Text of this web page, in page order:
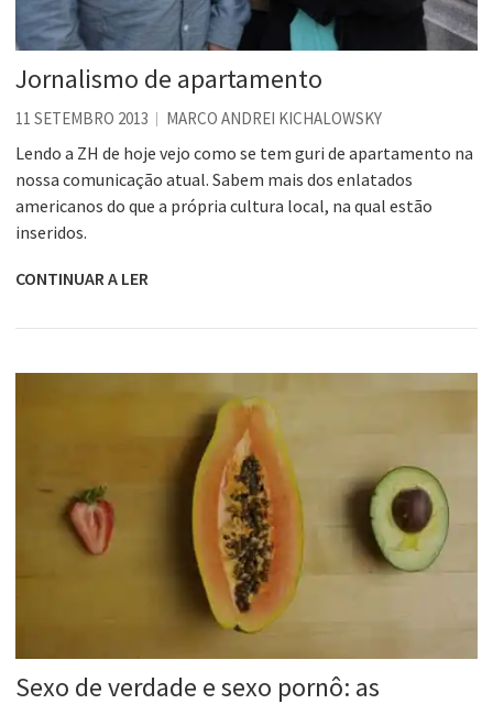
Jornalismo de apartamento
11 SETEMBRO 2013 MARCO ANDREI KICHALOWSKY
Lendo a ZH de hoje vejo como se tem guri de apartamento na
nossa comunicação atual. Sabem mais dos enlatados
americanos do que a própria cultura local, na qual estão
inseridos.
CONTINUAR A LER
Sexo de verdade e sexo pornô: as